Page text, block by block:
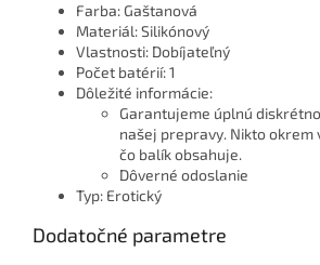
Farba: Gaštanová
Materiál: Silikónový
Vlastnosti: Dobíjateľný
Počet batérií: 1
Dôležité informácie:
Garantujeme úplnú
našej prepravy. Nikto okrem
čo balík obsahuje.
Dôverné odoslanie
Typ: Erotický
Dodatočné parametre